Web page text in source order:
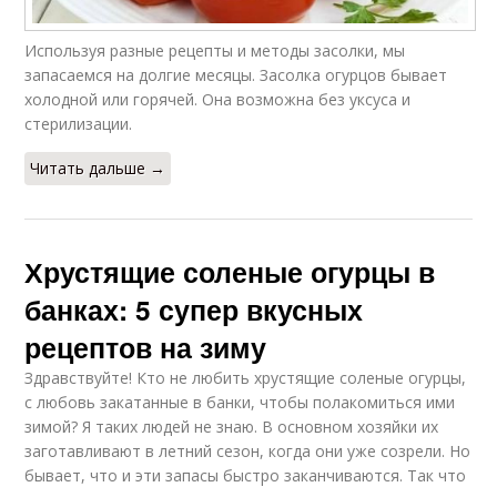
Используя разные рецепты и методы засолки, мы
запасаемся на долгие месяцы. Засолка огурцов бывает
холодной или горячей. Она возможна без уксуса и
стерилизации.
Читать дальше →
Хрустящие соленые огурцы в
банках: 5 супер вкусных
рецептов на зиму
Здравствуйте! Кто не любить хрустящие соленые огурцы,
с любовь закатанные в банки, чтобы полакомиться ими
зимой? Я таких людей не знаю. В основном хозяйки их
заготавливают в летний сезон, когда они уже созрели. Но
бывает, что и эти запасы быстро заканчиваются. Так что